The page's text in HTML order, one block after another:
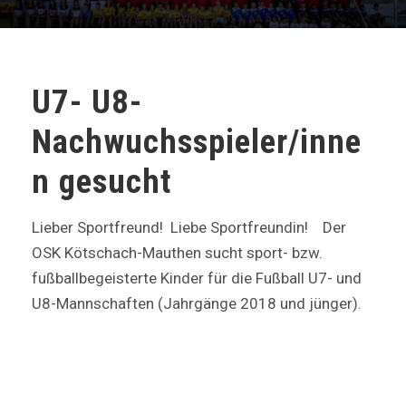
U7- U8-
Nachwuchsspieler/inne
n gesucht
Lieber Sportfreund! Liebe Sportfreundin! Der
OSK Kötschach-Mauthen sucht sport- bzw.
fußballbegeisterte Kinder für die Fußball U7- und
U8-Mannschaften (Jahrgänge 2018 und jünger).